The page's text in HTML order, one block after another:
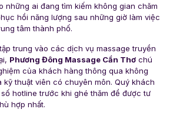
những ai đang tìm kiếm không gian chăm
hồi năng lượng sau những giờ làm việc
tâm thành phố.
trung vào các dịch vụ massage truyền
Phương Đông Massage Cần Thơchú
của khách hàng thông qua không
kỹ thuật viên có chuyên môn. Quý khách
hotline trước khi ghé thăm để được tư
hợp nhất.